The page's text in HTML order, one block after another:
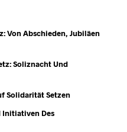
Von Abschieden, Jubiläen
Soliznacht Und
Solidarität Setzen
Initiativen Des